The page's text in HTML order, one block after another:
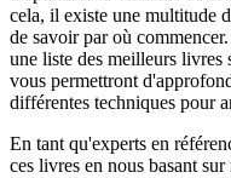
cela, il existe une multitude
de savoir par où
une liste des meilleurs livres
vous permettront
différentes techniques pour
En tant qu'experts en
ces livres en nous basant